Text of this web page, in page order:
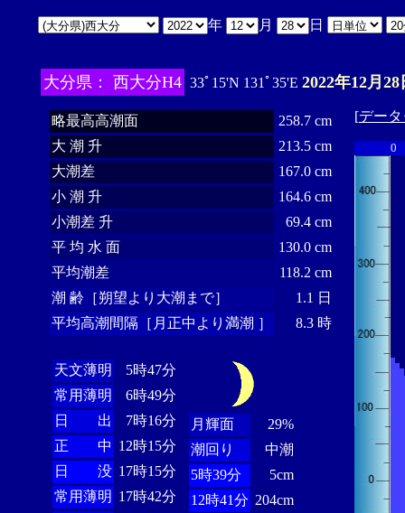
年 月 日
大分県： 西大分H4 33ﾟ15'N 131ﾟ35'E 2022年12月
略最高高潮面
258.7 cm
大 潮 升
213.5 cm
大潮差
167.0 cm
小 潮 升
164.6 cm
小潮差 升
69.4 cm
平 均 水 面
130.0 cm
平均潮差
118.2 cm
潮 齢［朔望より大潮まで］
1.1 日
平均高潮間隔［月正中より満潮 ］
8.3 時
天文薄明
5時47分
常用薄明
6時49分
日 出
7時16分
正 中 12時15分
日 没 17時15分
常用薄明 17時42分
月輝面
29%
潮回り
中潮
5時39分
5cm
12時41分 204cm
[デー
0